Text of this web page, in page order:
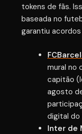
tokens de fãs.
baseada no
garantiu
mural no
capitão
agosto
digital do
Inter de